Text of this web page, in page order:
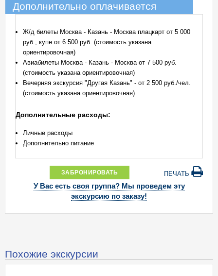
Дополнительно оплачивается
Ж/д билеты Москва - Казань - Москва плацкарт от 5 000
руб., купе от 6 500 руб. (стоимость указана
ориентировочная)
Авиабилеты Москва - Казань - Москва от 7 500 руб.
(стоимость указана ориентировочная)
Вечерняя экскурсия "Другая Казань" - от 2 500 руб./чел.
(стоимость указана ориентировочная)
Дополнительные расходы:
Личные расходы
Дополнительно питание
ЗАБРОНИРОВАТЬ ПЕЧАТЬ
У Вас есть своя группа? Мы проведем эту
экскурсию по заказу!
Похожие экскурсии